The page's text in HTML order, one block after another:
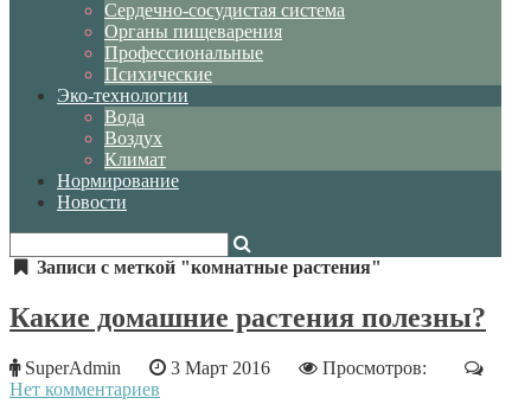
Сердечно-сосудистая система
Органы пищеварения
Профессиональные
Психические
Эко-технологии
Вода
Воздух
Климат
Нормирование
Новости
Записи с меткой "комнатные растения"
Какие домашние растения полезны?
SuperAdmin 3 Март 2016
Просмотров:
Нет комментариев